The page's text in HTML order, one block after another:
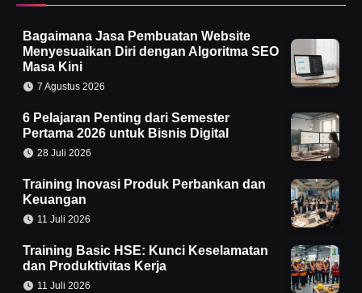
Bagaimana Jasa Pembuatan Website
Menyesuaikan Diri dengan Algoritma SEO
Masa Kini
7 Agustus 2026
6 Pelajaran Penting dari Semester
Pertama 2026 untuk Bisnis Digital
28 Juli 2026
Training Inovasi Produk Perbankan dan
Keuangan
11 Juli 2026
Training Basic HSE: Kunci Keselamatan
dan Produktivitas Kerja
11 Juli 2026